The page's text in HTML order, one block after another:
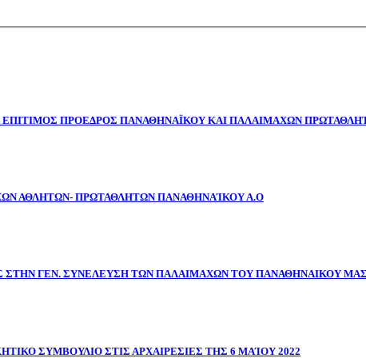
ΠΡΟΕΔΡΟΣ ΠΑΝΑΘΗΝΑΪΚΟΥ ΚΑΙ ΠΑΛΑΙΜΑΧΩΝ
ΑΘΛΗΤΩΝ- ΠΡΩΤΑΘΛΗΤΩΝ ΠΑΝΑΘΗΝΑΊΚΟΥ Α.Ο
ΓΕΝ. ΣΥΝΕΛΕΥΣΗ ΤΩΝ ΠΑΛΑΙΜΑΧΩΝ ΤΟΥ ΠΑΝΑΘΗΝΑΙΚΟΥ ΜΑΣ
ΣΥΜΒΟΥΛΙΟ ΣΤΙΣ ΑΡΧΑΙΡΕΣΙΕΣ ΤΗΣ 6 ΜΑΊΟΥ 2022